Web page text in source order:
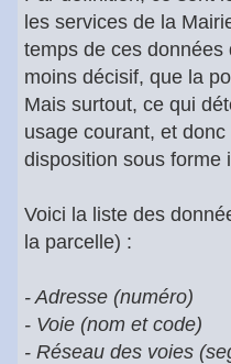
les services de la
temps de ces données
moins décisif, que la
Mais surtout, ce qui
usage courant, et
disposition sous forme
Voici la liste des
la parcelle) :
- Adresse (numéro)
- Voie (nom et code)
- Réseau des voies